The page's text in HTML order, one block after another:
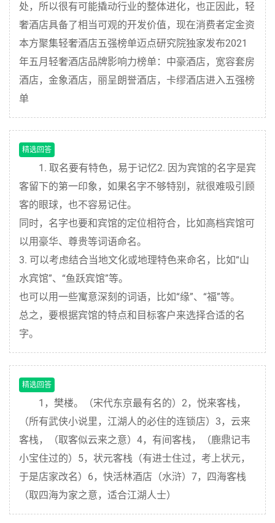
处，所以很有可能撬动行业的整体进化，也正因此，轻
奢酒店具备了相当可观的开发价值，现在消费者定金资
本方聚集轻奢酒店五强榜单迈点研究院独家发布2021
年五月轻奢酒店品牌影响力榜单：中豪酒店，宽容套房
酒店，金象酒店，丽呈朗誉酒店，卡缪酒店进入五强榜
单
精选回答
1. 取名要有特色，易于记忆2. 因为宾馆的名字是宾
客留下的第一印象，如果名字不够特别，就很难吸引顾
客的眼球，也不容易记住。
同时，名字也要和宾馆的定位相符合，比如高档宾馆可
以用豪华、尊贵等词语命名。
3. 可以考虑结合当地文化或地理特色来命名，比如“山
水宾馆”、“鱼跃宾馆”等。
也可以用一些寓意深刻的词语，比如“缘”、“福”等。
总之，要根据宾馆的特点和目标客户来选择合适的名
字。
精选回答
1，樊楼。（宋代东京最有名的）2，悦来客栈，
（所有武侠小说里，江湖人的必住的连锁店）3，云来
客栈，（取客似云来之意）4，有间客栈，（鹿鼎记韦
小宝住过的）5，状元客栈（有进士住过，考上状元，
于是店家改名）6，快活林酒店（水浒）7，四海客栈
（取四海为家之意，适合江湖人士）